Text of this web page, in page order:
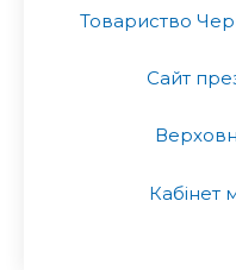
Товариство
Сайт
Кабінет